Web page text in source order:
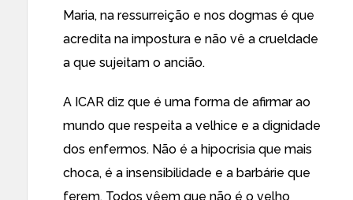
Maria, na ressurreição e nos dogmas é que
acredita na impostura e não vê a crueldade
a que sujeitam o ancião.
A ICAR diz que é uma forma de afirmar ao
mundo que respeita a velhice e a dignidade
dos enfermos. Não é a hipocrisia que mais
choca, é a insensibilidade e a barbárie que
ferem. Todos vêem que não é o velho